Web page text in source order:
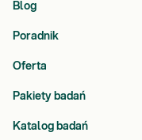
Blog
Poradnik
Oferta
Pakiety badań
Katalog badań